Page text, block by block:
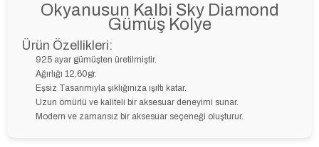
Okyanusun Kalbi Sky Diamond
Gümüş Kolye
Ürün Özellikleri:
925 ayar gümüşten üretilmiştir.
Ağırlığı 12,60gr.
Eşsiz Tasarımıyla şıklığınıza ışıltı katar.
Uzun ömürlü ve kaliteli bir aksesuar deneyimi sunar.
Modern ve zamansız bir aksesuar seçeneği oluşturur.